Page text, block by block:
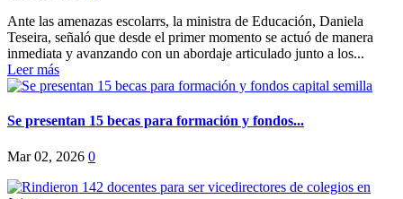
Ante las amenazas escolarrs, la ministra de Educación, Daniela
Teseira, señaló que desde el primer momento se actuó de manera
inmediata y avanzando con un abordaje articulado junto a los...
Leer más
Se presentan 15 becas para formación y fondos...
Mar 02, 2026 0